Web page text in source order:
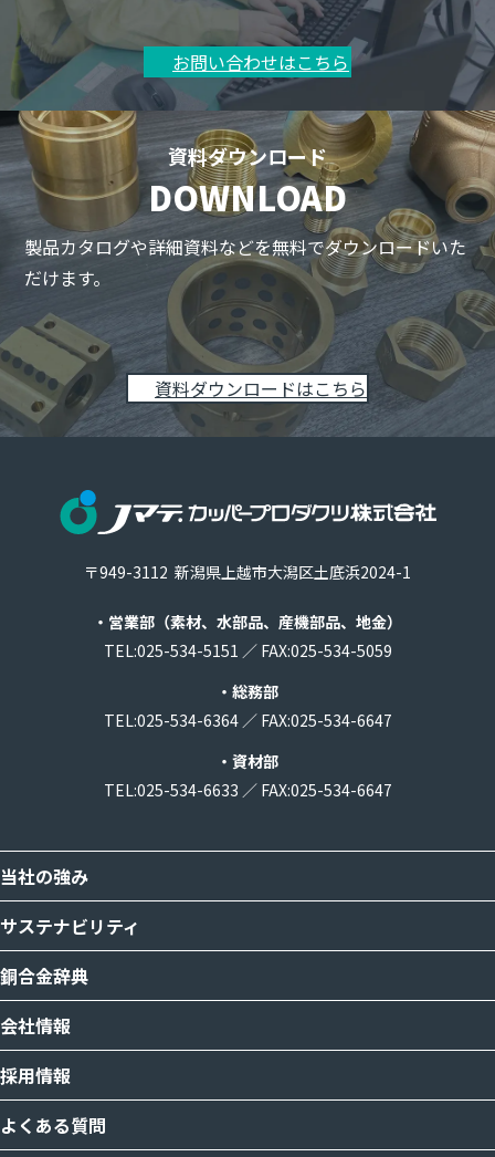
お問い合わせはこちら
資料ダウンロード
DOWNLOAD
製品カタログや詳細資料などを無料でダウンロードいた
だけます。
資料ダウンロードはこちら
〒949-3112 新潟県上越市大潟区土底浜2024-1
・営業部 （素材、水部品、産機部品、地金）
TEL:025-534-5151 ／ FAX:025-534-5059
・総務部
TEL:025-534-6364／ FAX:025-534-6647
・資材部
TEL:025-534-6633 ／ FAX:025-534-6647
当社の強み
サステナビリティ
銅合金辞典
会社情報
採用情報
よくある質問